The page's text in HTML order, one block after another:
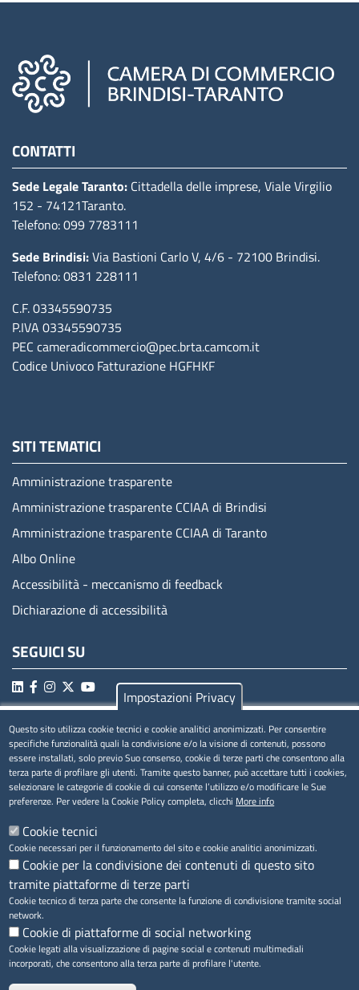
CONTATTI
Sede Legale Taranto: Cittadella delle imprese, Viale Virgilio
152 - 74121Taranto.
Telefono: 099 7783111
Sede Brindisi:Via Bastioni Carlo V, 4/6 - 72100 Brindisi.
Telefono: 0831 228111
C.F. 03345590735
P.IVA 03345590735
PEC cameradicommercio@pec.brta.camcom.it
Codice Univoco Fatturazione HGFHKF
SITI TEMATICI
Amministrazione trasparente
Amministrazione trasparente CCIAA di Brindisi
Amministrazione trasparente CCIAA di Taranto
Albo Online
Accessibilità - meccanismo di feedback
Dichiarazione di accessibilità
SEGUICI SU
MENÚ PRIVACY
Privacy
Cookie
Note legali
Accesso riservato
Impostazioni Privacy
Questo sito utilizza cookie tecnici e cookie analitici anonimizzati. Per consentire
specifiche funzionalità quali la condivisione e/o la visione di contenuti, possono
essere installati, solo previo Suo consenso, cookie di terze parti che consentono alla
terza parte di profilare gli utenti. Tramite questo banner, può accettare tutti i cookies,
selezionare le categorie di cookie di cui consente l’utilizzo e/o modificare le Sue
preferenze. Per vedere la Cookie Policy completa, clicchi More info
Cookie tecnici
Cookie necessari per il funzionamento del sito e cookie analitici anonimizzati.
Cookie per la condivisione dei contenuti di questo sito
tramite piattaforme di terze parti
Cookie tecnico di terza parte che consente la funzione di condivisione tramite social
network.
Cookie di piattaforme di social networking
Cookie legati alla visualizzazione di pagine social e contenuti multimediali
incorporati, che consentono alla terza parte di profilare l'utente.